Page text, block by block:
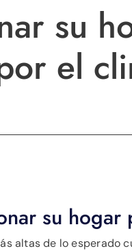
su
el
su hogar
altas de lo esperado